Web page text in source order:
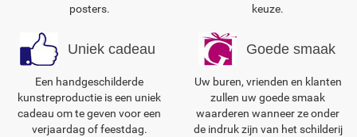
posters.
keuze.
Uniek cadeau
Een handgeschilderde
kunstreproductie is een uniek
cadeau om te geven voor een
verjaardag of feestdag.
Goede smaak
Uw buren, vrienden en klanten
zullen uw goede smaak
waarderen wanneer ze onder
de indruk zijn van het schilderij